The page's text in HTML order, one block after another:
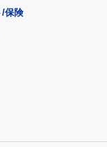
/保険